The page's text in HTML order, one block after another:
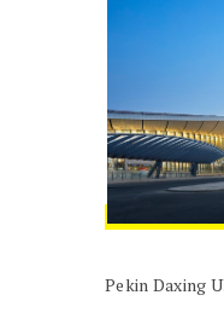
Pekin Daxing